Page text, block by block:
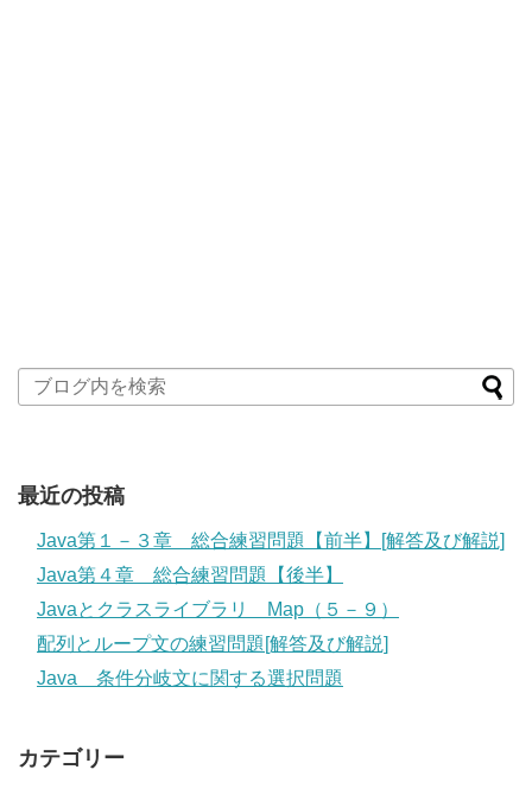
最近の投稿
Java第１－３章 総合練習問題【前半】[解答及び解説]
Java第４章 総合練習問題【後半】
Javaとクラスライブラリ Map（５－９）
配列とループ文の練習問題[解答及び解説]
Java 条件分岐文に関する選択問題
カテゴリー